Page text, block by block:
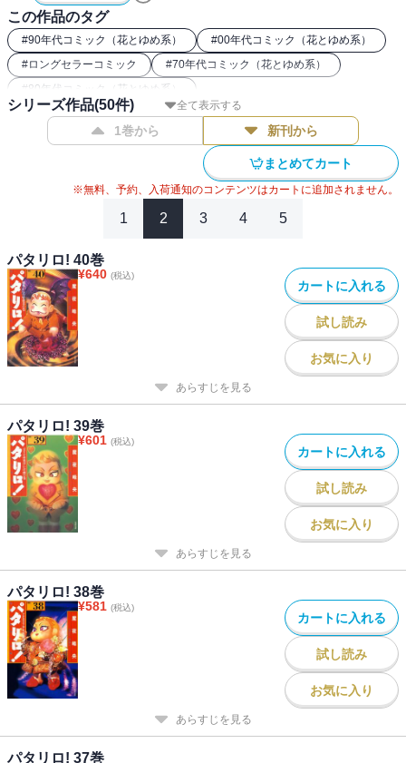
この作品のタグ
#90年代コミック（花とゆめ系） #00年代コミック（花とゆめ系）
#ロングセラーコミック #70年代コミック（花とゆめ系）
#80年代コミック（花とゆめ系）
全て表示する
シリーズ作品(50件)
1巻から 新刊から
まとめてカート
※無料、予約、入荷通知のコンテンツはカートに追加されません。
1 2 3 4 5
パタリロ! 40巻
¥640 (税込)
カートに入れる
試し読み
お気に入り
あらすじを見る
パタリロ! 39巻
¥601 (税込)
カートに入れる
試し読み
お気に入り
あらすじを見る
パタリロ! 38巻
¥581 (税込)
カートに入れる
試し読み
お気に入り
あらすじを見る
パタリロ! 37巻